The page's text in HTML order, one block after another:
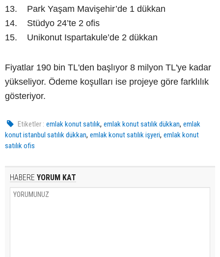
13. Park Yaşam Mavişehir’de 1 dükkan
14. Stüdyo 24’te 2 ofis
15. Unikonut Ispartakule’de 2 dükkan
Fiyatlar 190 bin TL'den başlıyor 8 milyon TL'ye kadar
yükseliyor. Ödeme koşulları ise projeye göre farklılık
gösteriyor.
Etiketler : emlak konut satılık,emlak konut satılık dükkan,emlak
konut istanbul satılık dükkan, emlak konut satılık işyeri, emlak konut
satılık ofis
HABERE YORUM KAT